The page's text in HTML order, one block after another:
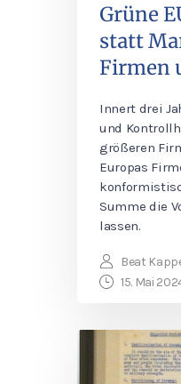
Grüne
statt
Firmen
Innert drei
und
größeren
Europas
Summe die
lassen.
Beat
15. Mai